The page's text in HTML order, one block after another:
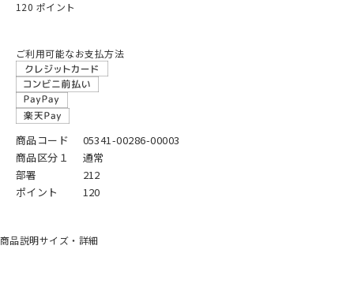
120 ポイント
ご利用可能なお支払方法
商品コード
05341-00286-00003
商品区分１
通常
部署
212
ポイント
120
商品説明サイズ・詳細